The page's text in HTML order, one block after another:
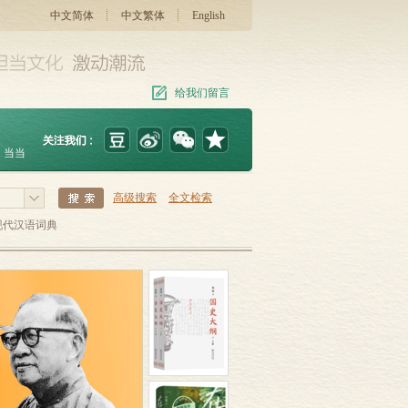
中文简体 中文繁体 English
给我们留言
当当
高级搜索 全文检索
代汉语词典